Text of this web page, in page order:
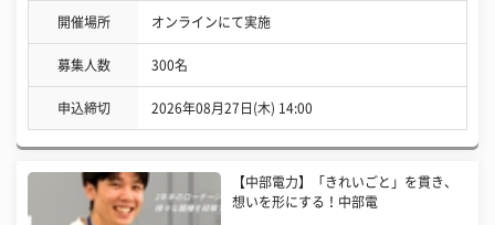
開催場所 オンラインにて実施
募集人数 300名
申込締切 2026年08月27日(木) 14:00
【中部電力】「きれいごと」を貫き、
想いを形にする！中部電